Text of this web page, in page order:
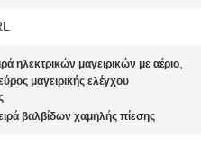
ηλεκτρικών μαγειρικών με αέριο,
μαγειρικής ελέγχου
βαλβίδων χαμηλής πίεσης